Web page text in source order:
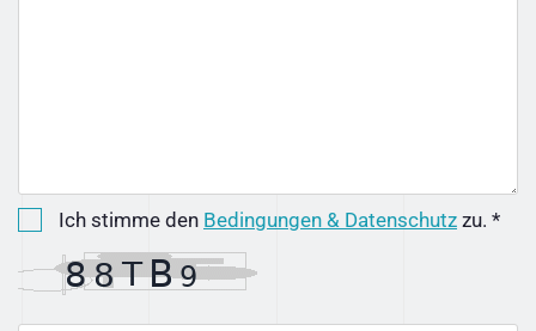
Ich stimme den Bedingungen & Datenschutz zu. *